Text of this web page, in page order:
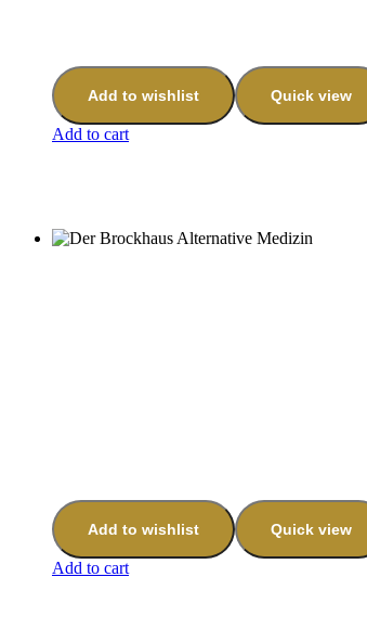
Add to wishlist Quick view
Add to cart
Add to wishlist Quick view
Add to cart